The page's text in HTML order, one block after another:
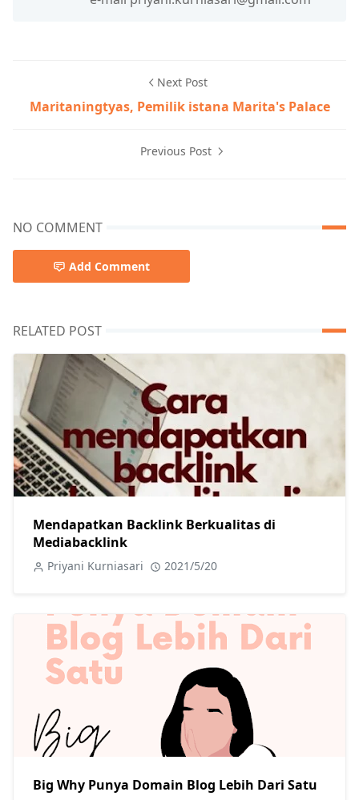
Next Post
Maritaningtyas, Pemilik istana Marita's Palace
Previous Post
NO COMMENT
Add Comment
RELATED POST
Mendapatkan Backlink Berkualitas di
Mediabacklink
Priyani Kurniasari 2021/5/20
Big Why Punya Domain Blog Lebih Dari Satu